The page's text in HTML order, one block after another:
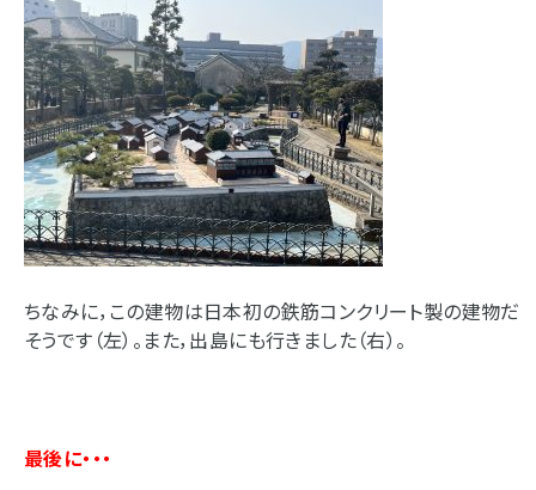
ちなみに，この建物は日本初の鉄筋コンクリート製の建物だ
そうです（左）。また，出島にも行きました（右）。
最後に・・・